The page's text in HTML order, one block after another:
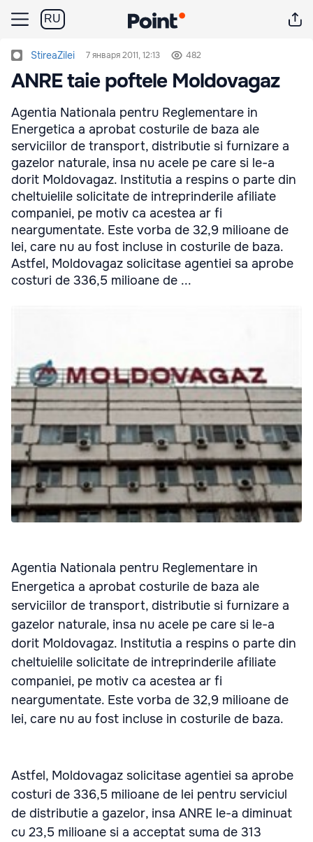
RU
StireaZilei 7 января 2011, 12:13 482
ANRE taie poftele Moldovagaz
Agentia Nationala pentru Reglementare in
Energetica a aprobat costurile de baza ale
serviciilor de transport, distributie si furnizare a
gazelor naturale, insa nu acele pe care si le-a
dorit Moldovagaz. Institutia a respins o parte din
cheltuielile solicitate de intreprinderile afiliate
companiei, pe motiv ca acestea ar fi
neargumentate. Este vorba de 32,9 milioane de
lei, care nu au fost incluse in costurile de baza.
Astfel, Moldovagaz solicitase agentiei sa aprobe
costuri de 336,5 milioane de ...
Agentia Nationala pentru Reglementare in
Energetica a aprobat costurile de baza ale
serviciilor de transport, distributie si furnizare a
gazelor naturale, insa nu acele pe care si le-a
dorit Moldovagaz. Institutia a respins o parte din
cheltuielile solicitate de intreprinderile afiliate
companiei, pe motiv ca acestea ar fi
neargumentate. Este vorba de 32,9 milioane de
lei, care nu au fost incluse in costurile de baza.
Astfel, Moldovagaz solicitase agentiei sa aprobe
costuri de 336,5 milioane de lei pentru serviciul
de distributie a gazelor, insa ANRE le-a diminuat
cu 23,5 milioane si a acceptat suma de 313